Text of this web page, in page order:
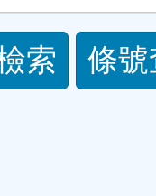
索
條